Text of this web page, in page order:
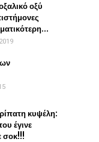
οξύ
κυψέλη:
έγινε
σοκ!!!